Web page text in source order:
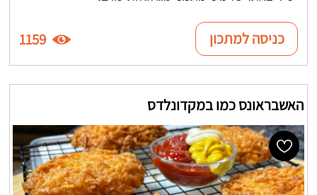
כניסה למתכון 1159
האשבראונס כמו במקדונלדס